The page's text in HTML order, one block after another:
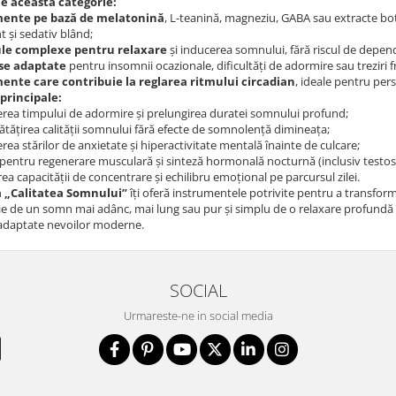
pe bază de melatonină, L-teanină, magneziu, GABA sau extracte
și sedativ blând;
complexe pentru relaxareși inducerea somnului, fără riscul de
adaptate pentru insomnii ocazionale, dificultăți de adormire sau treziri
care contribuie la reglarea ritmului circadian, ideale pentru
timpului de adormire și prelungirea duratei somnului profund;
calității somnului fără efecte de somnolență dimineața;
stărilor de anxietate și hiperactivitate mentală înainte de culcare;
regenerare musculară și sinteză hormonală nocturnă (inclusiv
capacității de concentrare și echilibru emoțional pe parcursul zilei.
„Calitatea Somnului”îți oferă instrumentele potrivite pentru a
de un somn mai adânc, mai lung sau pur și simplu de o relaxare
nevoilor moderne.
SOCIAL
Urmareste-ne in social media